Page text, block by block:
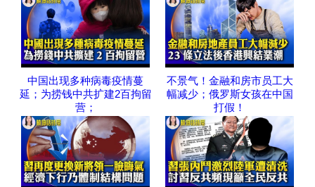
中国出现多种病毒疫情蔓
延；为捞钱中共扩建2百拘留
营；
不景气！金融和房市员工大
幅减少；俄罗斯女孩在中国
打假！